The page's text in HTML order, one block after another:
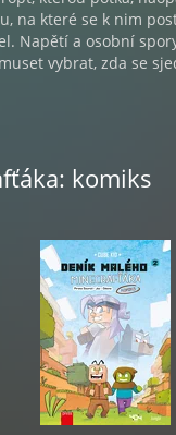
na které se k nim
Napětí a osobní
vybrat, zda se
komiks